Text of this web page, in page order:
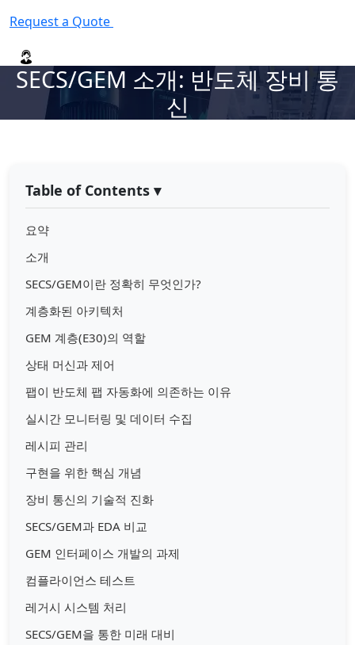
Request a Quote
SECS/GEM 소개: 반도체 장비 통
신
Table of Contents ▾
요약
소개
SECS/GEM이란 정확히 무엇인가?
계층화된 아키텍처
GEM 계층(E30)의 역할
상태 머신과 제어
팹이 반도체 팹 자동화에 의존하는 이유
실시간 모니터링 및 데이터 수집
레시피 관리
구현을 위한 핵심 개념
장비 통신의 기술적 진화
SECS/GEM과 EDA 비교
GEM 인터페이스 개발의 과제
컴플라이언스 테스트
레거시 시스템 처리
SECS/GEM을 통한 미래 대비